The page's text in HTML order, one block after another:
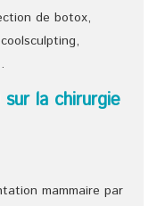
de botox,
la chirurgie
mammaire par